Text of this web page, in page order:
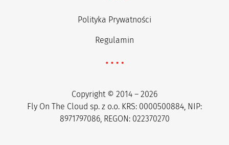
Polityka Prywatności
Regulamin
Copyright © 2014 – 2026
Fly On The Cloud sp. z o.o. KRS: 0000500884, NIP:
8971797086, REGON: 022370270